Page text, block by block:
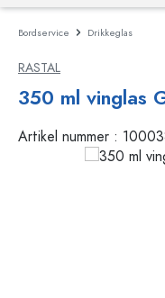
Bordservice Drikkeglas
RASTAL
350 ml vinglas
Artikel nummer :